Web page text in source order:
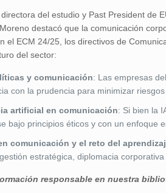
, directora del estudio y Past President de
. Moreno destacó que la comunicación
el ECM 24/25, los directivos de
del sector:
y comunicación: Las empresas
con la prudencia para minimizar
artificial en comunicación: Si bien la
bajo principios éticos y con un enfoque
comunicación y el reto del
estratégica, diplomacia
responsable en nuestra